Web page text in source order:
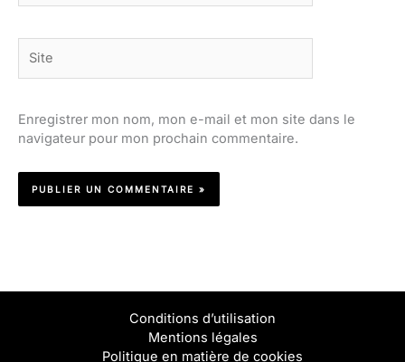
Enregistrer mon nom, mon e-mail et mon site dans le
navigateur pour mon prochain commentaire.
Conditions d’utilisation
Mentions légales
Politique en matière de cookies